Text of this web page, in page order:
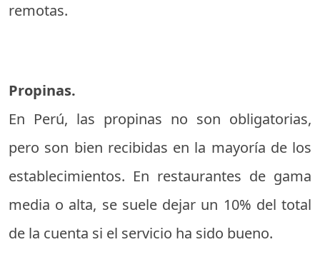
remotas.
Propinas.
En Perú, las propinas no son obligatorias,
pero son bien recibidas en la mayoría de los
establecimientos. En restaurantes de gama
media o alta, se suele dejar un 10% del total
de la cuenta si el servicio ha sido bueno.